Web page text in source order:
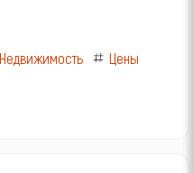
Недвижимость Цены